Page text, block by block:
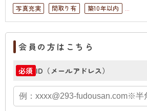
写真充実 間取り有
築10年以内
駅徒歩10分以内
駐車場2台可
ペット可
駐車場１台無料
上下水道完備
会員の方はこちら
必須 ID（メールアドレス）